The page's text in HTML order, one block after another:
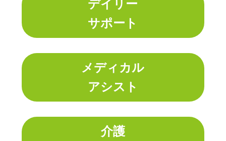
デイリー
サポート
メディカル
アシスト
介護